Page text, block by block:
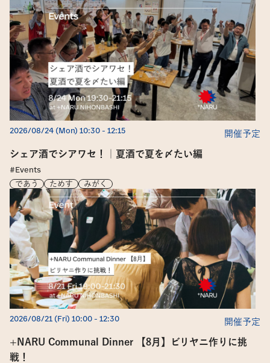
2026/08/24 (Mon) 10:30 - 12:15 開催予定
シェア酒でシアワセ！｜夏酒で夏を〆たい編
#Events
であう
ためす みがく
2026/08/21 (Fri) 10:00 - 12:30 開催予定
+NARU Communal Dinner 【8月】ビリヤニ作りに挑
戦！